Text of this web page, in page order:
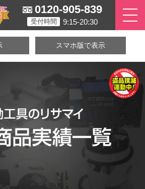
0120-905-839
受付時間 9:15-20:30
スマホ版で表示